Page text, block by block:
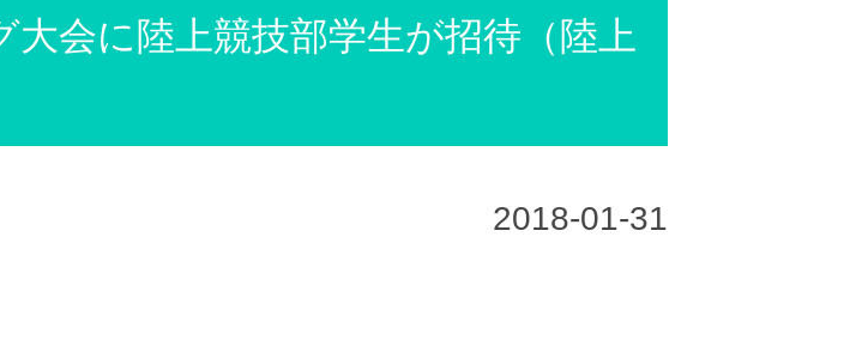
会に陸上競技部学生が招待（陸上
2018-01-31